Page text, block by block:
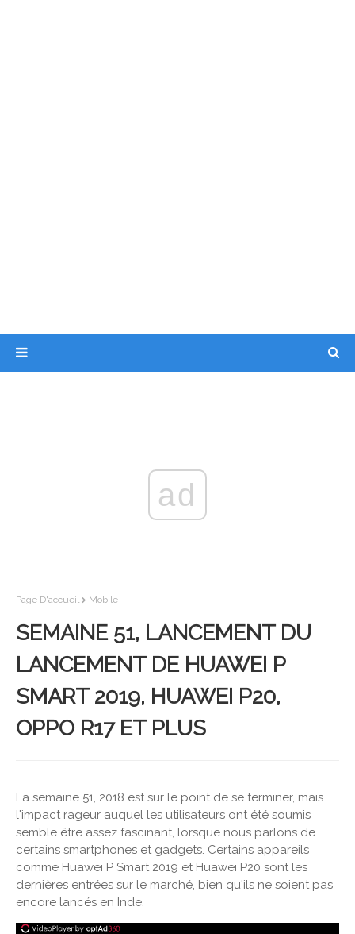
ad
Page D'accueil Mobile
SEMAINE 51, LANCEMENT DU
LANCEMENT DE HUAWEI P
SMART 2019, HUAWEI P20,
OPPO R17 ET PLUS
La semaine 51, 2018 est sur le point de se terminer, mais
l'impact rageur auquel les utilisateurs ont été soumis
semble être assez fascinant, lorsque nous parlons de
certains smartphones et gadgets. Certains appareils
comme Huawei P Smart 2019 et Huawei P20 sont les
dernières entrées sur le marché, bien qu'ils ne soient pas
encore lancés en Inde.